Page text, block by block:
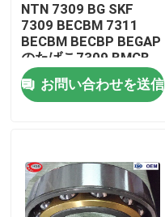
プロダクト
NTN 7309 BG SKF
7309 BECBM 7311
BECBM BECBP BEGAP
のたばこ7309 BMCB
のボール ベアリング
お問い合わせを送信